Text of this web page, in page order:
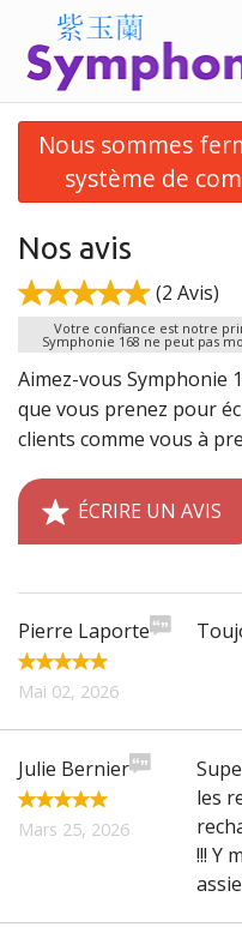
Commander en ligne
Emplacement
Virtual Tours
Français
Inscription
Nous sommes
système de
Nos avis
(2 Avis)
Votre confiance est notre
Symphonie 168 ne peut pas
Aimez-vous Symphonie
que vous prenez pour
clients comme vous à
ÉCRIRE UN AVIS
Pierre Laporte
Mai 02, 2026
Julie Bernier
Mars 25, 2026
les
!!! Y